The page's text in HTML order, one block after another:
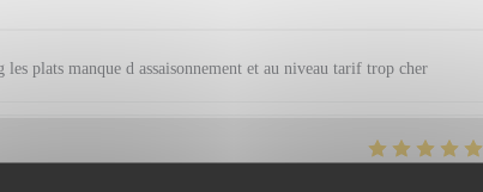
plats manque d assaisonnement et au niveau tarif trop cher